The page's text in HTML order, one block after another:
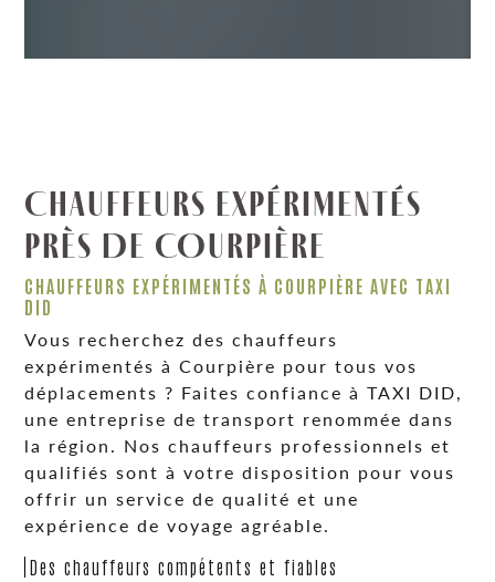
CHAUFFEURS EXPÉRIMENTÉS
PRÈS DE COURPIÈRE
CHAUFFEURS EXPÉRIMENTÉS À COURPIÈRE AVEC TAXI
DID
Vous recherchez des chauffeurs
expérimentés à Courpière pour tous vos
déplacements ? Faites confiance à TAXI DID,
une entreprise de transport renommée dans
la région. Nos chauffeurs professionnels et
qualifiés sont à votre disposition pour vous
offrir un service de qualité et une
expérience de voyage agréable.
Des chauffeurs compétents et fiables